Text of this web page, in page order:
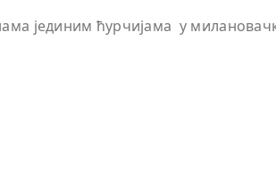
јединим ћурчијама у